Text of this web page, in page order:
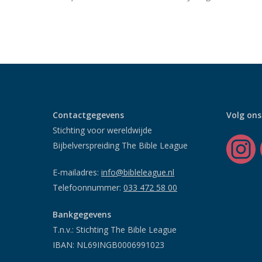
Contactgegevens
Stichting voor wereldwijde
Bijbelverspreiding The Bible League
E-mailadres: info@bibleleague.nl
Telefoonnummer: 033 472 58 00
Bankgegevens
T.n.v.: Stichting The Bible League
IBAN: NL69INGB0006991023
Volg